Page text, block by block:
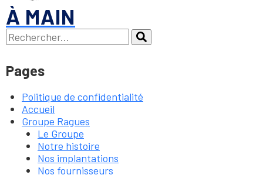
À MAIN
Recherche :
Rechercher
Pages
Politique de confidentialité
Accueil
Groupe Ragues
Le Groupe
Notre histoire
Nos implantations
Nos fournisseurs